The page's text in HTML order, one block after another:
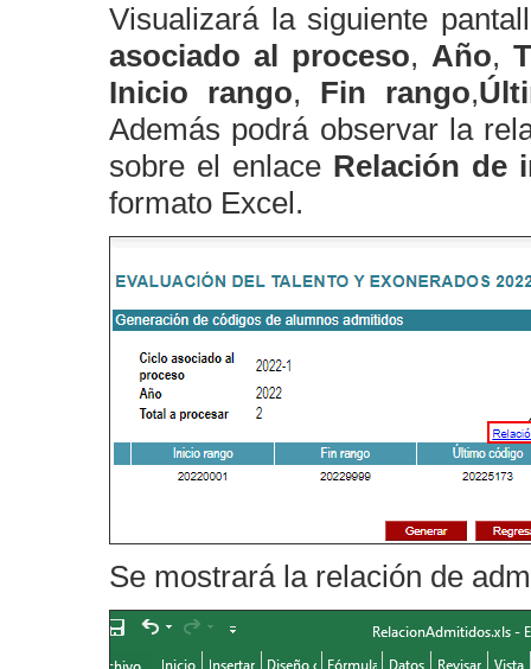
Visualizará la siguiente
asociado al proceso, Año,
Inicio rango, Fin rango,
Además podrá observar la
sobre el enlace Relación de
formato Excel.
Se mostrará la relación de